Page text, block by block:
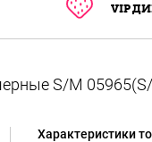
VIP
Характеристики